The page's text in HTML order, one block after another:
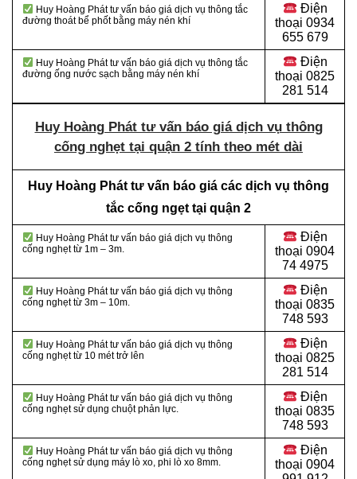
Huy Hoàng Phát tư vấn báo giá dịch vụ thông tắc
đường thoát bể phốt bằng máy nén khí
Điện
thoại 0934
655 679
Huy Hoàng Phát tư vấn báo giá dịch vụ thông tắc
đường ống nước sạch bằng máy nén khí
Điện
thoại 0825
281 514
Huy Hoàng Phát tư vấn báo giá dịch vụ thông
cống nghẹt tại quận 2 tính theo mét dài
Huy Hoàng Phát tư vấn báo giá các dịch vụ thông
tắc cống ngẹt tại quận 2
Huy Hoàng Phát tư vấn báo giá dịch vụ thông
cống nghẹt từ 1m – 3m.
Điện
thoại 0904
74 4975
Huy Hoàng Phát tư vấn báo giá dịch vụ thông
cống nghẹt từ 3m – 10m.
Điện
thoại 0835
748 593
Huy Hoàng Phát tư vấn báo giá dịch vụ thông
cống nghẹt từ 10 mét trở lên
Điện
thoại 0825
281 514
Huy Hoàng Phát tư vấn báo giá dịch vụ thông
cống nghẹt sử dụng chuột phản lực.
Điện
thoại 0835
748 593
Huy Hoàng Phát tư vấn báo giá dịch vụ thông
cống nghẹt sử dụng máy lò xo, phi lò xo 8mm.
Điện
thoại 0904